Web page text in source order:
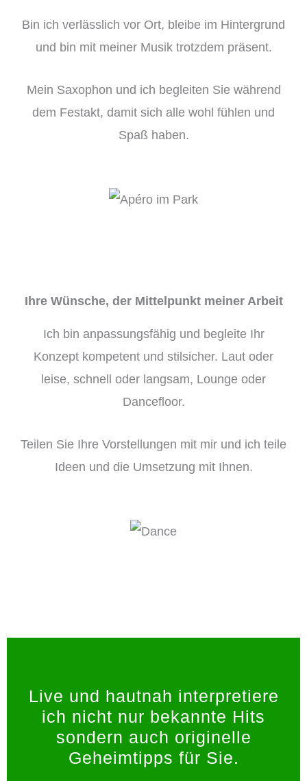
Bin ich verlässlich vor Ort, bleibe im Hintergrund
und bin mit meiner Musik trotzdem präsent.
Mein Saxophon und ich begleiten Sie während
dem Festakt, damit sich alle wohl fühlen und
Spaß haben.
Ihre Wünsche, der Mittelpunkt meiner Arbeit
Ich bin anpassungsfähig und begleite Ihr
Konzept kompetent und stilsicher. Laut oder
leise, schnell oder langsam, Lounge oder
Dancefloor.
Teilen Sie Ihre Vorstellungen mit mir und ich teile
Ideen und die Umsetzung mit Ihnen.
Live und hautnah interpretiere
ich nicht nur bekannte Hits
sondern auch originelle
Geheimtipps für Sie.